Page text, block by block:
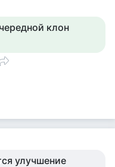
клон
улучшение